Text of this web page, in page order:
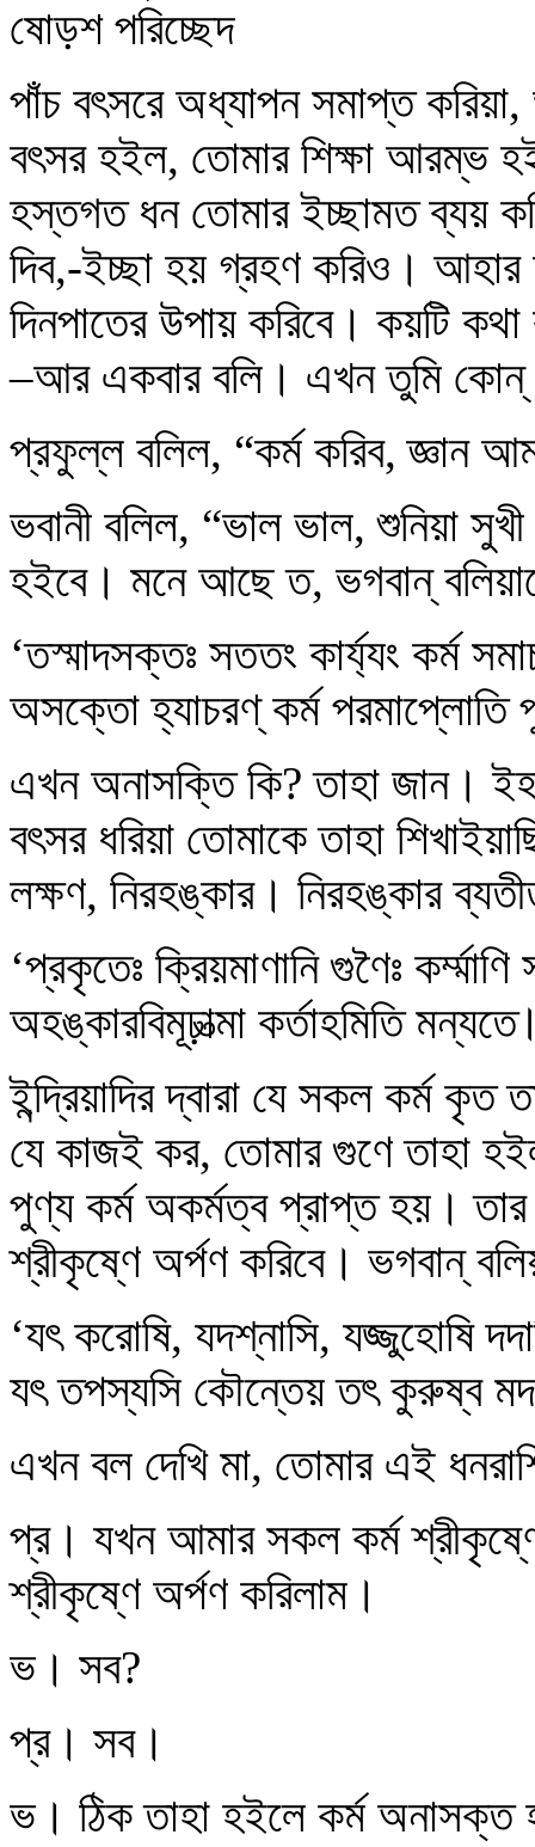
ষোড়শ পরিচ্ছেদ
পাঁচ বৎসরে অধ্যাপন সমাপ্ত
বৎসর হইল, তোমার শিক্ষা
হস্তগত ধন তোমার ইচ্ছামত ব্যয়
দিব,-ইচ্ছা হয় গ্রহণ করিও।
দিনপাতের উপায় করিবে। কয়টি
–আর একবার বলি। এখন তুমি কোন্
প্রফুল্ল বলিল, “কর্ম করিব, জ্ঞান
ভবানী বলিল, “ভাল ভাল, শুনিয়া
হইবে। মনে আছে ত, ভগবান্
‘তস্মাদসক্তঃ সততং কার্য্যং কর্ম
অসক্তো হ্যাচরণ্ কর্ম পরমাপ্লোতি
এখন অনাসক্তি কি? তাহা জান।
বৎসর ধরিয়া তোমাকে তাহা
লক্ষণ, নিরহঙ্কার। নিরহঙ্কার
‘প্রকৃতেঃ ক্রিয়মাণানি গুণৈঃ কর্ম্মাণি
অহঙ্কারবিমূঢ়াত্মা কর্তাহমিতি
ইন্দ্রিয়াদির দ্বারা যে সকল কর্ম
যে কাজই কর, তোমার গুণে তাহা
পুণ্য কর্ম অকর্মত্ব প্রাপ্ত হয়।
শ্রীকৃষ্ণে অর্পণ করিবে। ভগবান্
‘যৎ করোষি, যদশ্নাসি, যজ্জুহোষি
যৎ তপস্যসি কৌন্তেয় তৎ কুরুষ্ব
এখন বল দেখি মা, তোমার এই
প্র। যখন আমার সকল কর্ম
শ্রীকৃষ্ণে অর্পণ করিলাম।
ভ। সব?
প্র। সব।
ভ। ঠিক তাহা হইলে কর্ম অনাসক্ত